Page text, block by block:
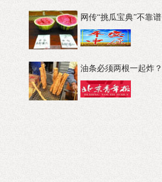
网传“挑瓜宝典”不靠谱
油条必须两根一起炸？